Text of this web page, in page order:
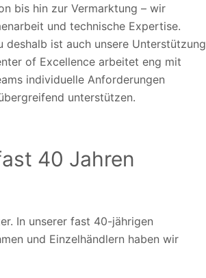
bis hin zur Vermarktung – wir
und technische Expertise.
ist auch unsere Unterstützung
of Excellence arbeitet eng mit
individuelle Anforderungen
unterstützen.
40 Jahren
In unserer fast 40-jährigen
und Einzelhändlern haben wir